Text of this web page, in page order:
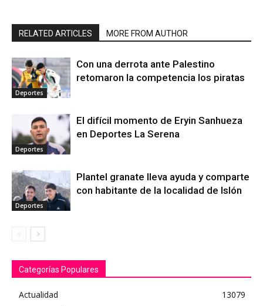
RELATED ARTICLES MORE FROM AUTHOR
Deportes
Con una derrota ante Palestino
retomaron la competencia los piratas
Deportes
El difícil momento de Eryin Sanhueza
en Deportes La Serena
Deportes
Plantel granate lleva ayuda y comparte
con habitante de la localidad de Islón
Categorías Populares
Actualidad
13079